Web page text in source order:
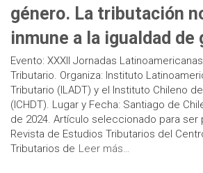
género. La tributación
inmune a la igualdad de
Evento: XXXII Jornadas
Tributario. Organiza: Instituto
Tributario (ILADT) y el Instituto Chileno
(ICHDT). Lugar y Fecha: Santiago de
de 2024. Artículo seleccionado para ser
Revista de Estudios Tributarios del
Tributarios de Leer más…